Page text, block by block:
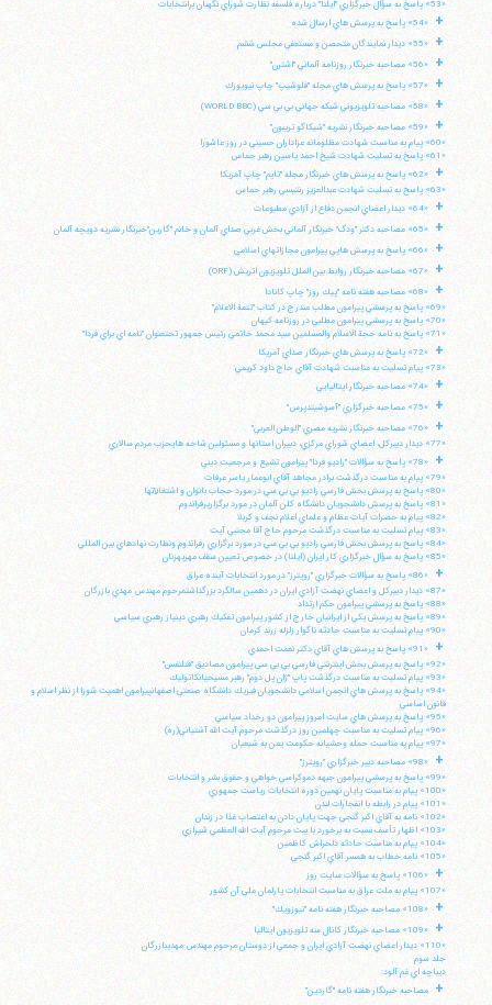
«53» پاسخ به سؤال خبرگزاري "ايلنا" درباره فلسفه نظارت شوراي نگهبان برانتخابات
+ «54» پاسخ به پرسش هاي ارسال شده
+ «55» ديدار نمايندگان متحصن و مستعفي مجلس ششم
+ «56» مصاحبه خبرنگار روزنامه آلماني "اشترن"
+ «57» پاسخ به پرسش هاي مجله "فلوشيپ" چاپ نيويورك
+ «58» مصاحبه تلويزيوني شبكه جهاني بي بي سي (WORLD BBC)
+
«59» مصاحبه خبرنگار نشريه "شيكاگو تريبون"
«60» پيام به مناسبت شهادت مظلومانه عزاداران حسيني در روز عاشورا
«61» پاسخ به تسليت شهادت شيخ احمد ياسين رهبر حماس
+
«62» پاسخ به پرسش هاي خبرنگار مجله "تايم" چاپ آمريكا
«63» پاسخ به تسليت شهادت عبدالعزيز رنتيسي رهبر حماس
+ «64» ديدار اعضاي انجمن دفاع از آزادي مطبوعات
+ «65» مصاحبه دكتر "ودگ" خبرنگار آلماني بخش غربي صداي آلمان و خانم "گارين"خبرنگار نشريه دويچه آلمان
+ «66» پاسخ به پرسش هايي پيرامون مجازاتهاي اسلامي
+ «67» مصاحبه خبرنگار روابط بين الملل تلويزيون اتريش (ORF)
+
«68» مصاحبه هفته نامه "پيك روز" چاپ كانادا
«69» پاسخ به پرسشي پيرامون مطلب مندرج در كتاب "تتمة الاعلام"
«70» پاسخ به پرسشي پيرامون مطلبي در روزنامه كيهان
«71» پاسخ به نامه حجة الاسلام والمسلمين سيد محمد خاتمي رئيس جمهور تحتعنوان "نامه اي براي فردا"
+
«72» پاسخ به پرسش هاي خبرنگار صداي آمريكا
«73» پيام تسليت به مناسبت شهادت آقاي حاج داود كريمي
+ «74» مصاحبه خبرنگار ايتاليايي
+ «75» مصاحبه خبرگزاري "آسوشيتدپرس"
+
«76» مصاحبه خبرنگار نشريه مصري "الوطن العربي"
«77» ديدار دبيركل، اعضاي شوراي مركزي، دبيران استانها و مسئولين شاخه هايحزب مردم سالاري
+
«78» پاسخ به سؤالات "راديو فردا" پيرامون تشيع و مرجعيت ديني
«79» پيام به مناسبت درگذشت برادر مجاهد آقاي ابوعمار ياسر عرفات
«80» پاسخ به پرسش بخش فارسي راديو بي بي سي در مورد حجاب بانوان و اشتغالآنها
«81» پاسخ به پرسش دانشجويان دانشگاه كلن آلمان در مورد برگزاريرفراندوم
«82» پيام به حضرات آيات عظام و علماي اعلام نجف و كربلا
«83» پيام تسليت به مناسبت درگذشت مرحوم حاج آقا مجتبي آيت
«84» پاسخ به پرسش بخش فارسي راديو بي بي سي در مورد برگزاري رفراندوم ونظارت نهادهاي بين المللي
«85» پاسخ به سؤال خبرگزاري كار ايران (ايلنا) در خصوص تعيين سقف مهريهزنان
+
«86» پاسخ به سؤالات خبرگزاري "رويترز" در مورد انتخابات آينده عراق
«87» ديدار دبيركل و اعضاي نهضت آزادي ايران در دهمين سالگرد بزرگداشتمرحوم مهندس مهدي بازرگان
«88» پاسخ به پرسشي پيرامون حكم ارتداد
«89» پاسخ به پرسش يكي از ايرانيان خارج از كشور پيرامون تفكيك رهبري دينياز رهبري سياسي
«90» پيام تسليت به مناسبت حادثه ناگوار زلزله زرند كرمان
+
«91» پاسخ به پرسش هاي آقاي دكتر نعمت احمدي
«92» پاسخ به پرسش بخش اينترنتي فارسي بي بي سي پيرامون مصاديق "قتلنفس"
«93» پيام تسليت به مناسبت درگذشت پاپ "ژان پل دوم" رهبر مسيحيانكاتوليك
«94» پاسخ به پرسش هاي انجمن اسلامي دانشجويان فيزيك دانشگاه صنعتي اصفهانپيرامون اهميت شورا از نظر اسلام و
قانون اساسي
«95» پاسخ به پرسش هاي سايت امروز پيرامون دو رخداد سياسي
«96» پيام تسليت به مناسبت چهلمين روز درگذشت مرحوم آيت الله آشتياني(ره)
«97» پيام به مناسبت حمله وحشيانه حكومت يمن به شيعيان
+
«98» مصاحبه دبير خبرگزاري "رويترز"
«99» پاسخ به پرسشي پيرامون جبهه دموكراسي خواهي و حقوق بشر و انتخابات
«100» پيام به مناسبت پايان نهمين دوره انتخابات رياست جمهوري
«101» پيام در رابطه با انفجارات لندن
«102» نامه به آقاي اكبر گنجي جهت پايان دادن به اعتصاب غذا در زندان
«103» اظهار تأسف نسبت به برخورد با بيت مرحوم آيت الله العظمي شيرازي
«104» پيام به مناسبت حادثه دلخراش كاظمين
«105» نامه خطاب به همسر آقاي اكبر گنجي
+
«106» پاسخ به سؤالات سايت روز
«107» پيام به ملت عراق به مناسبت انتخابات پارلمان ملي آن كشور
+ «108» مصاحبه خبرنگار هفته نامه "نيوزويك"
+
«109» مصاحبه خبرنگار كانال سه تلويزيون ايتاليا
«110» ديدار اعضاي نهضت آزادي ايران و جمعي از دوستان مرحوم مهندس مهديبازرگان
جلد سوم
ديباچه اي غم آلود:
+ مصاحبه خبرنگار هفته نامه "گاردين"
تلفن 37740011-25-98+ تا 14
فکس37740015-25-98+